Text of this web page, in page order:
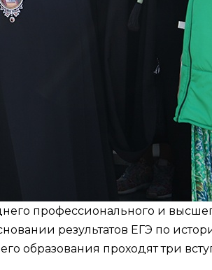
профессионального и
результатов ЕГЭ по
образования проходят три